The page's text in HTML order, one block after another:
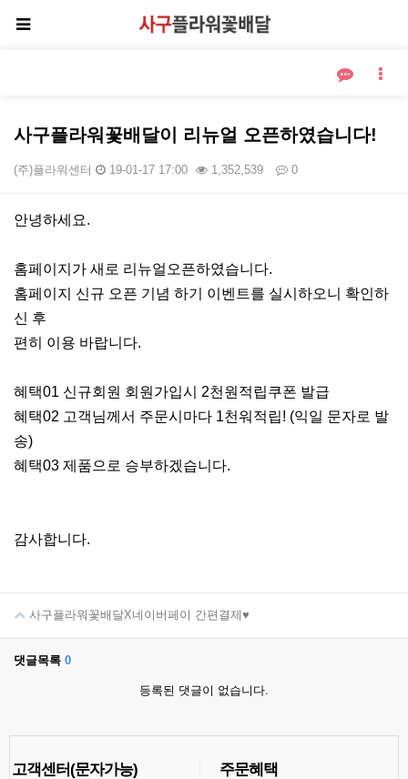
사구플라워꽃배달이 리뉴얼 오픈하였습니다!
(주)플라워센터 19-01-17 17:00 1,352,539 0
본문
안녕하세요.
홈페이지가 새로 리뉴얼오픈하였습니다.
홈페이지 신규 오픈 기념 하기 이벤트를 실시하오니 확인하
신 후
편히 이용 바랍니다.
혜택01 신규회원 회원가입시 2천원적립쿠폰 발급
혜택02 고객님께서 주문시마다 1천워적립! (익일 문자로 발
송)
혜택03 제품으로 승부하겠습니다.
감사합니다.
사구플라워꽃배달X네이버페이 간편결제♥
댓글목록 0
등록된 댓글이 없습니다.
고객센터(문자가능) 주문혜택